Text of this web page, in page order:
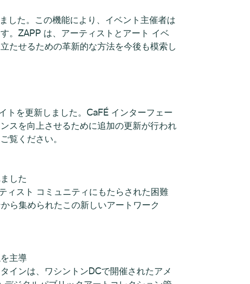
した。この機能により、イベント主催者は
。ZAPP は、アーティストとアート イベ
たせるための革新的な方法を今後も模索し
トを更新しました。CaFÉ インターフェー
スを向上させるために追加の更新が行われ
覧ください。
した
ィスト コミュニティにもたらされた困難
ら集められたこの新しいアートワーク
主導
インは、ワシントンDCで開催されたアメ